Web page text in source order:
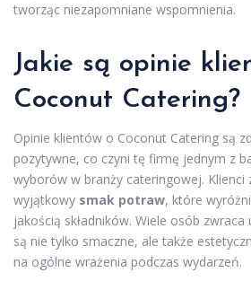
tworząc niezapomniane wspomnienia.
Jakie są opinie
Coconut Catering?
Opinie klientów o Coconut Catering są
pozytywne, co czyni tę firmę jednym z
wyborów w branży cateringowej. Klienci
wyjątkowy smak potraw, które
jakością składników. Wiele osób
są nie tylko smaczne, ale także
na ogólne wrażenia podczas wydarzeń.